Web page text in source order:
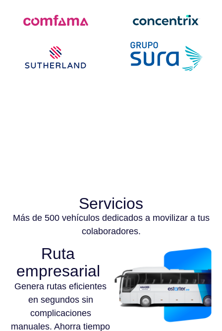
Servicios
Más de 500 vehículos dedicados a movilizar a tus
colaboradores.
Ruta
empresarial
Genera rutas eficientes
en segundos sin
complicaciones
manuales. Ahorra tiempo